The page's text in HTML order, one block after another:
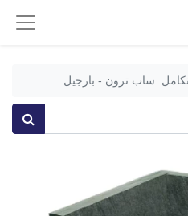
ساب ترون - بارجيل